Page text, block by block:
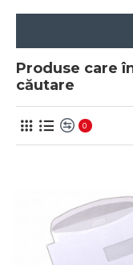
Produse care
căutare
0